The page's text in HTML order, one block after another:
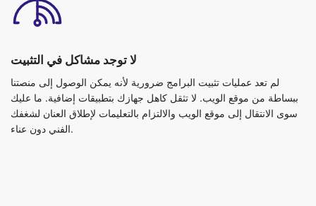
لا توجد مشاكل في التثبيت
لم تعد عمليات تثبيت البرامج ضرورية لأنه يمكن الوصول إلى منصتنا
ببساطة من موقع الويب. لا تثقل كاهل جهازك بتطبيقات إضافية. ما عليك
سوى الانتقال إلى موقع الويب والالتزام بالتعليمات لإطلاق العنان لشغفك
الفني دون عناء.